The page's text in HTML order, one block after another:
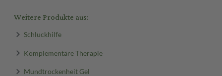
Weitere Produkte aus:
Schluckhilfe
Komplementäre Therapie
Mundtrockenheit Gel